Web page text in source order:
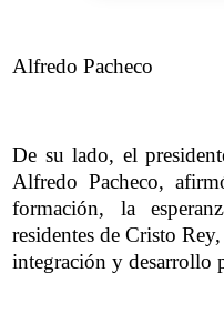
Alfredo Pacheco
De su lado, el
Alfredo Pacheco,
formación, la
residentes de Cristo
integración y desarrollo